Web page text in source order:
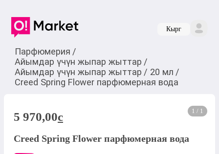
Кырг
Парфюмерия /
Айымдар үчүн жыпар жыттар /
Айымдар үчүн жыпар жыттар / 20 мл /
Creed Spring Flower парфюмерная вода
1 / 1
5 970,00c
Creed Spring Flower парфюмерная вода